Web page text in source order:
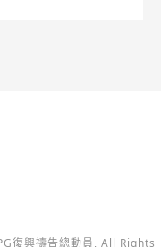
復興禱告總動員, All Rights